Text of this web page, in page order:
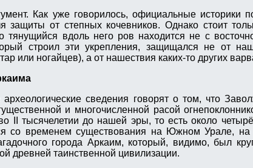
Как уже говорилось, официальные историки
защиты от степных кочевников. Однако стоит
тянущийся вдоль него ров находится не с
строил эти укрепления, защищался не от
или ногайцев), а от нашествия каких-то других
археологические сведения говорят о том, что
и многочисленной расой
II тысячелетии до нашей эры, то есть около
со временем существования на Южном Урале, на
города Аркаим, который, видимо, был
древней таинственной цивилизации.